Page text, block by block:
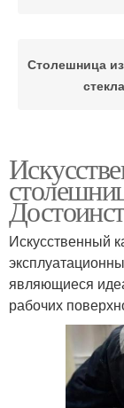
Столешница
стекла
Столешницы
Искусственный
являющиеся
рабочих